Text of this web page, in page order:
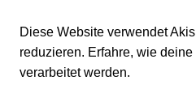
Diese Website verwendet
reduzieren. Erfahre, wie
verarbeitet werden.